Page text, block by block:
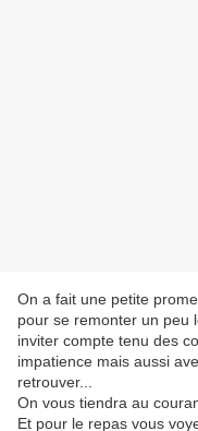
On a fait une petite
pour se remonter un peu
inviter compte tenu des
impatience mais aussi
retrouver...
On vous tiendra au
Et pour le repas vous